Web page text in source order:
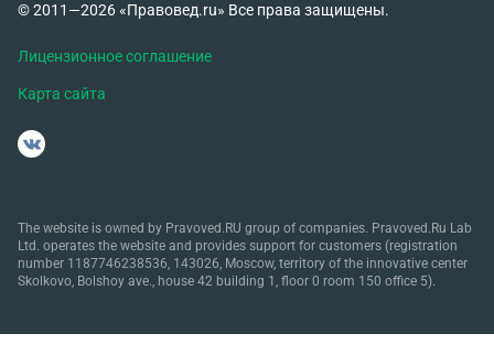
© 2011—2026 «Правовед.ru» Все права защищены.
Лицензионное соглашение
Карта сайта
The website is owned by Pravoved.RU group of companies. Pravoved.Ru Lab
Ltd. operates the website and provides support for customers (registration
number 1187746238536, 143026, Moscow, territory of the innovative center
Skolkovo, Bolshoy ave., house 42 building 1, floor 0 room 150 office 5).